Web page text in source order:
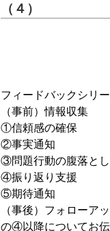
（４）
フィードバックシリ
（事前）情報収集
①信頼感の確保
②事実通知
③問題行動の腹落とし
④振り返り支援
⑤期待通知
（事後）フォローア
の④以降についてお伝